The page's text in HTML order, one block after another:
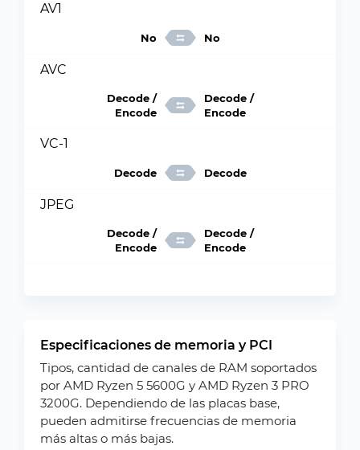
AV1
No No
AVC
Decode /
Encode
Decode /
Encode
VC-1
Decode Decode
JPEG
Decode /
Encode
Decode /
Encode
Especificaciones de memoria y PCI
Tipos, cantidad de canales de RAM soportados
por AMD Ryzen 5 5600G y AMD Ryzen 3 PRO
3200G. Dependiendo de las placas base,
pueden admitirse frecuencias de memoria
más altas o más bajas.